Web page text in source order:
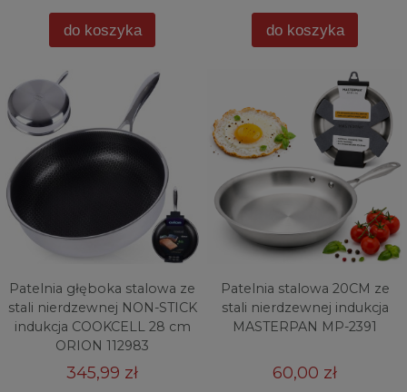
do koszyka do koszyka
Patelnia głęboka stalowa ze
stali nierdzewnej NON-STICK
indukcja COOKCELL 28 cm
ORION 112983
345,99 zł
Patelnia stalowa 20CM ze
stali nierdzewnej indukcja
MASTERPAN MP-2391
60,00 zł